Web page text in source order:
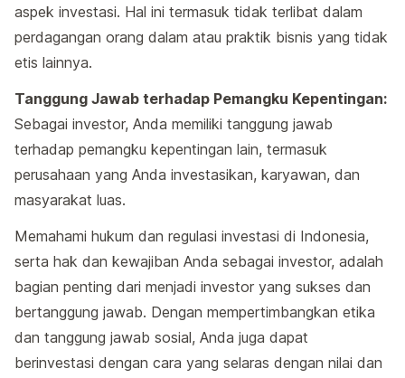
aspek investasi. Hal ini termasuk tidak terlibat dalam
perdagangan orang dalam atau praktik bisnis yang tidak
etis lainnya.
Tanggung Jawab terhadap Pemangku Kepentingan:
Sebagai investor, Anda memiliki tanggung jawab
terhadap pemangku kepentingan lain, termasuk
perusahaan yang Anda investasikan, karyawan, dan
masyarakat luas.
Memahami hukum dan regulasi investasi di Indonesia,
serta hak dan kewajiban Anda sebagai investor, adalah
bagian penting dari menjadi investor yang sukses dan
bertanggung jawab. Dengan mempertimbangkan etika
dan tanggung jawab sosial, Anda juga dapat
berinvestasi dengan cara yang selaras dengan nilai dan